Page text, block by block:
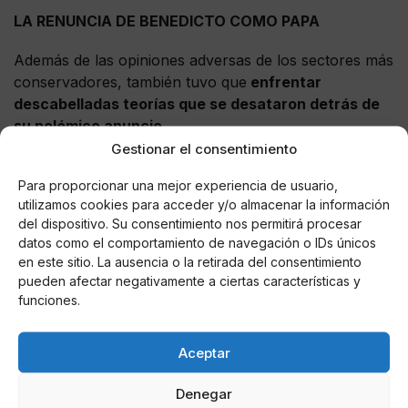
Gestionar el consentimiento
Para proporcionar una mejor experiencia de usuario,
utilizamos cookies para acceder y/o almacenar la información
del dispositivo. Su consentimiento nos permitirá procesar
datos como el comportamiento de navegación o IDs únicos
en este sitio. La ausencia o la retirada del consentimiento
pueden afectar negativamente a ciertas características y
funciones.
Aceptar
Denegar
LA RENUNCIA DE BENEDICTO COMO PAPA
Además de las opiniones adversas de los sectores más
conservadores, también tuvo que enfrentar
descabelladas teorías que se desataron detrás de
su polémico anuncio.
(mi renuncia) era culpa del escándalo de ‘Vatileaks’,
o parte de una conspiración del ‘Lobby Gay’, o
también del caso del teólogo conservador lefebvriano
Richard Williamson”.
Entre otras razones, su decisión fue objeto de todo
se adelantaban varias investigaciones que causaron
estupor entre la comunidad católica.
Por ejemplo, ‘Vatileaks’, como informó ‘